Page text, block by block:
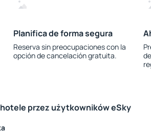
Planifica de forma segura
Reserva sin preocupaciones con la
opción de cancelación gratuita.
przez użytkowników eSky